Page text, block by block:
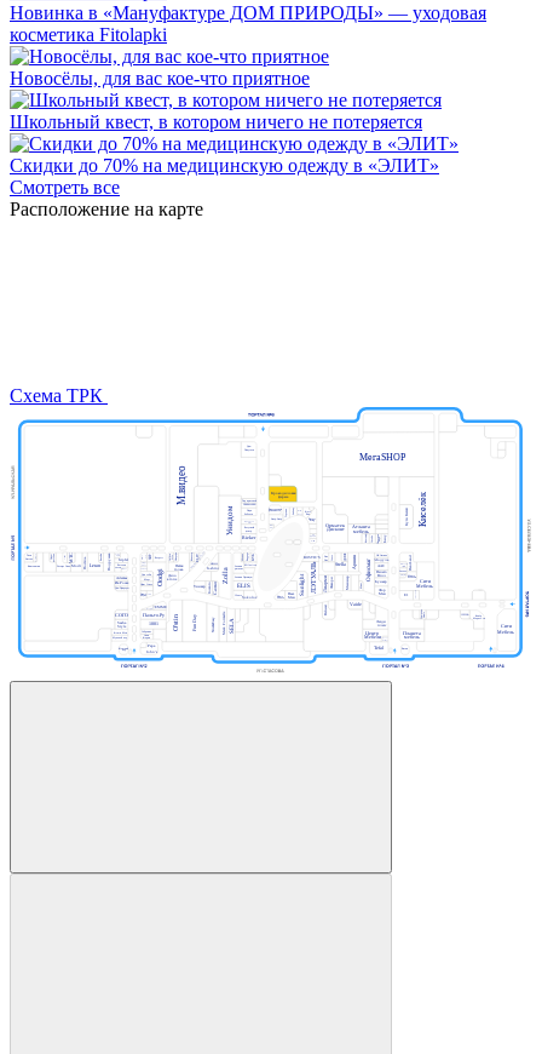
Новинка в «Мануфактуре ДОМ ПРИРОДЫ» — уходовая
косметика Fitolapki
Новосёлы, для вас кое-что приятное
Школьный квест, в котором ничего не потеряется
Скидки до 70% на медицинскую одежду в «ЭЛИТ»
Смотреть все
Расположение на карте
Схема ТРК
М.видео
Унидом
Дом
Попугаев
Парк
бабочек
Мармеладный
Батутный
центр
Rieker
Крокодиловая
ферма
МегаSHOP
Орматек
Дисконт
Польская Балу
Киселёк
Кути Катай
Сити
Мебель
Ковёр
Маркет.ru
CUCINA
CampanaHome
Планета
мебель
Tefal
Центр
Мебели
Люди
плюс
Vaide
Belwest
SELA
Mark Formelle
Nice&Easy
O'stin
Papa
John’s
Лаки
Фарма
Собрание
1001
Пальто.Ру
FEMME
Мужской код
Фэшн Мен
Sasha
Style
СОГО
Дом Природы
Ив Роше
Adamas
Твоя
Аптека Корея Рядом
Книгомагия
Дарывостока
Четыре Лапы
МТС
Modi Leran
Билайн Подружка Суши
Gipfel
Веселая
затея
МегаФон
Для тебя
обувь Реглан
Oodgi
VIVAOBUV
Пятая
точка
Дело
в топе
GoldenLife Кавалер
Мир часов
ELITMIRAPHONE
HELLO!
G-shine
Универ Incanto Салко
Zolla Атанян Премиум
ELIS
GlanceSokolov
Milavitsa
КУБ
Виртуальная
Анор-Анор
Теремок Миасар Фаст
Вок
Burger
King
Покестан
ROSTIC'S
ЛЭТУАЛЬ
Sunlight
Наше
Золото
Нью
Мен
Тир призовой
ЛиармиФавори Масимар Микс
Аршин
ДЛФ
Stella
Чио
Чио
ОК Оптика
Модуль
ААС
Пальто
Вэлл
Бункер
Фор
Мен
DaniLand
Мебели
Сити
Мебель
E1
ПЛАZМАПОЛ
Атланта
мебель
Baggage
Вита-Арт
Fun Day
Coffee Way Постель Атанян
дисконт
Класлиф
Офисмаг